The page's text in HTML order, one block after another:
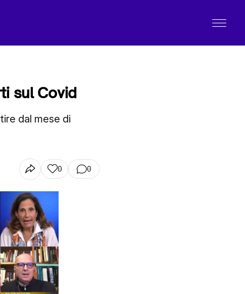
sul Covid
dal mese di
0 0